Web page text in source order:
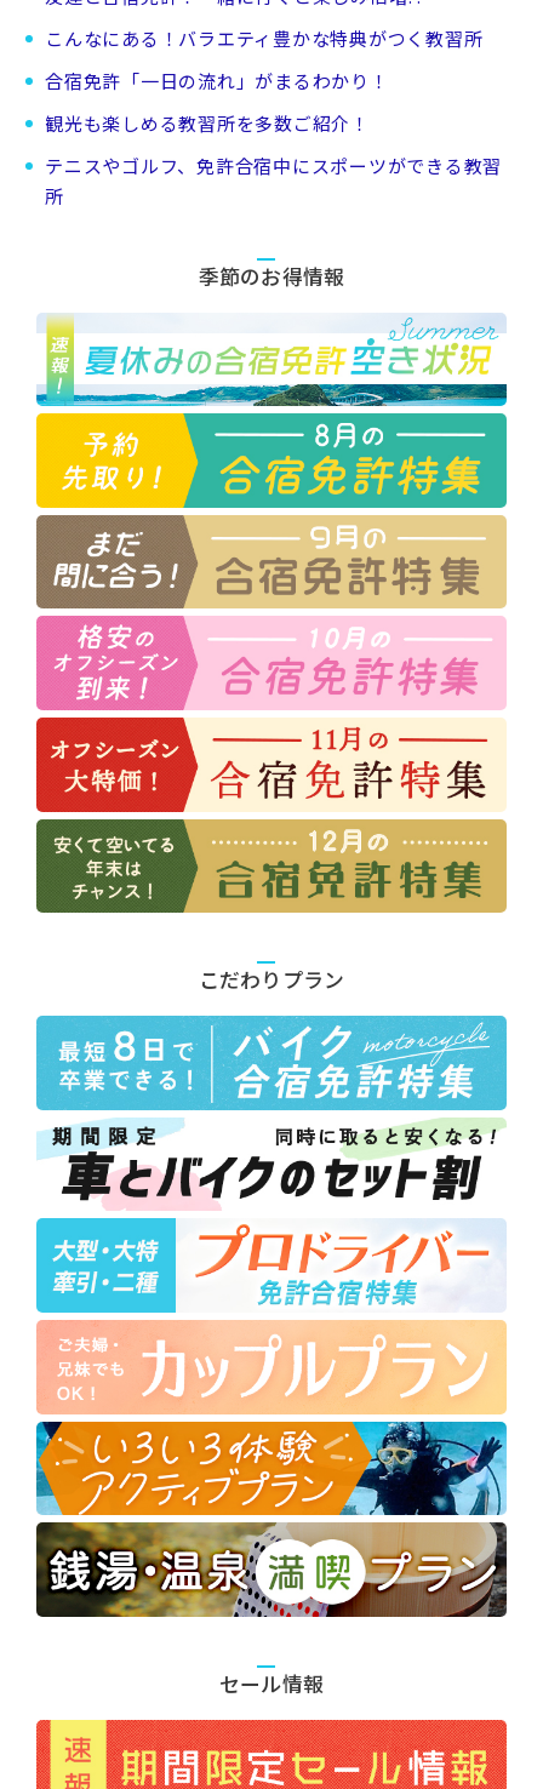
こんなにある！バラエティ豊かな特典がつく教習所
合宿免許「一日の流れ」がまるわかり！
観光も楽しめる教習所を多数ご紹介！
テニスやゴルフ、免許合宿中にスポーツができる教習
所
季節のお得情報
こだわりプラン
セール情報